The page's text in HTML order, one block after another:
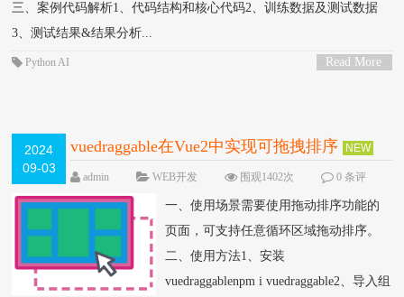
三、案例代码解析1、代码结构和核心代码2、训练数据及测试数据
3、测试结果&结果分析...
Read More
PythonAI
2024
09-03
vuedraggable在Vue2中实现可拖拽排序 NEW
admin WEB开发 围观1402次
0 条评
一、使用场景需要使用拖动排序功能的
页面，可支持任意循环区域拖动排序。
二、使用方法1、安装
vuedraggablenpm i vuedraggable2、导入组